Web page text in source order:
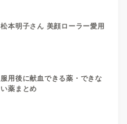
松本明子さん 美顔ローラー愛用
服用後に献血できる薬・できな
い薬まとめ